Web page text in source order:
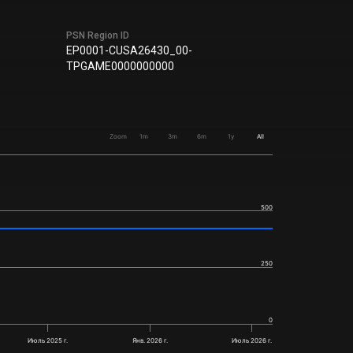
PSN Region ID
EP0001-CUSA26430_00-
TPGAME0000000000
Zoom 1m 3m 6m 1y All
Июль 2025 г. Янв. 2026 г. Июль 2026 г.
0
250
500